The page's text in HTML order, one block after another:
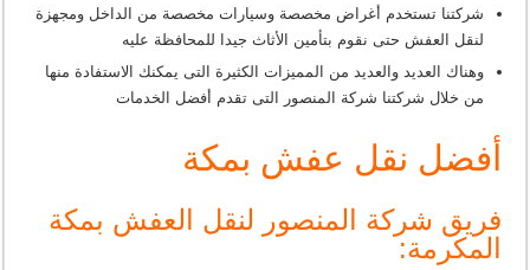
شركتنا تستخدم أغراض مخصصة وسيارات مخصصة من الداخل ومجهزة
لنقل العفش حتى نقوم بتأمين الأثاث جيدا للمحافظة عليه
وهناك العديد والعديد من المميزات الكثيرة التى يمكنك الاستفادة منها
من خلال شركتنا شركة المنصور التى تقدم أفضل الخدمات
أفضل نقل عفش بمكة
فريق شركة المنصور لنقل العفش بمكة
المكرمة: